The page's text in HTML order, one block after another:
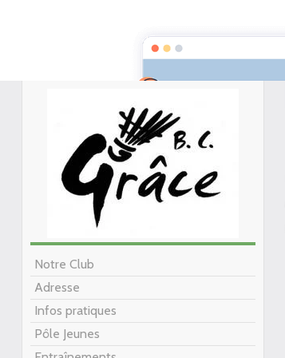
Notre Club
Adresse
Infos pratiques
Pôle Jeunes